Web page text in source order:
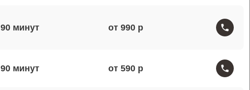
90 от 990
90 от 590